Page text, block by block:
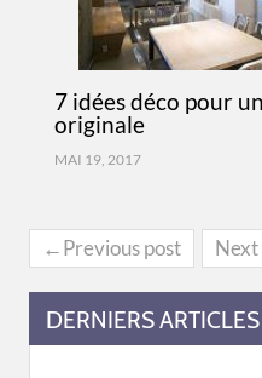
7 idées déco pour
originale
MAI 19, 2017
←Previous post
DERNIERS